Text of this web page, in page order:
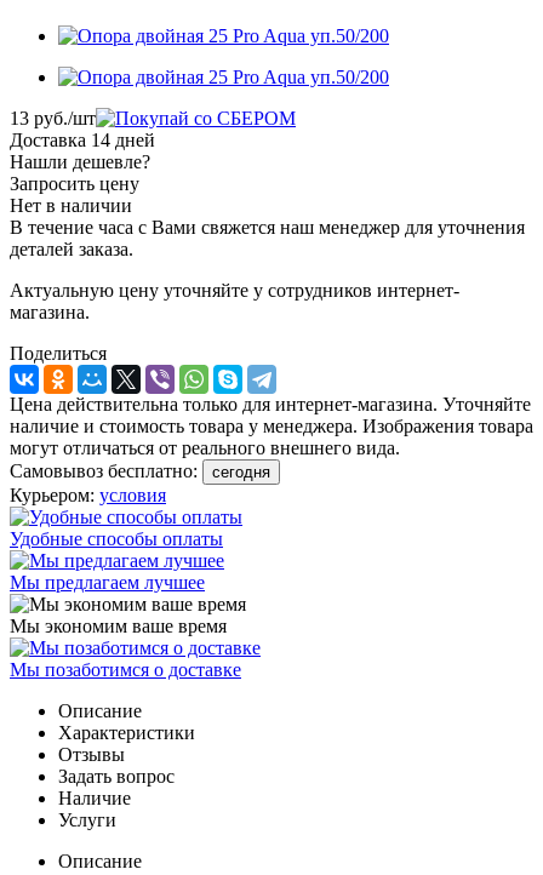
13 руб./шт
Доставка 14 дней
Нашли дешевле?
Запросить цену
Нет в наличии
В течение часа с Вами свяжется наш менеджер для уточнения
деталей заказа.
Актуальную цену уточняйте у сотрудников интернет-
магазина.
Поделиться
Цена действительна только для интернет-магазина. Уточняйте
наличие и стоимость товара у менеджера. Изображения товара
могут отличаться от реального внешнего вида.
Самовывоз бесплатно:
сегодня
Курьером: условия
Удобные способы оплаты
Мы предлагаем лучшее
Мы экономим ваше время
Мы позаботимся о доставке
Описание
Характеристики
Отзывы
Задать вопрос
Наличие
Услуги
Описание